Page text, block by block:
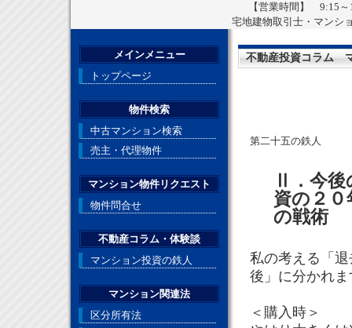
【営業時間】 9:15
宅地建物取引士・マンシ
不動産投資コラム
第二十五の鉄人
Ⅱ．今
資の２
の戦術
私の考える「
後」に分かれま
＜購入時＞
メインメニュー
トップページ
物件検索
中古マンション検索
売主・代理物件
マンション物件リクエスト
物件問合せ
不動産コラム・体験談
マンション投資の鉄人
マンション関連法
区分所有法